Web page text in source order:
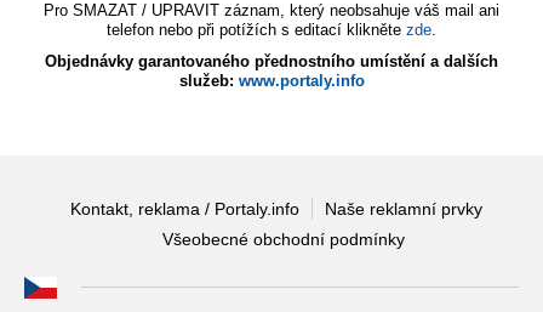
Pro SMAZAT / UPRAVIT záznam, který neobsahuje váš mail ani
telefon nebo při potížích s editací klikněte zde.
Objednávky garantovaného přednostního umístění a dalších
služeb: www.portaly.info
Kontakt, reklama / Portaly.info
Naše reklamní prvky
Všeobecné obchodní podmínky